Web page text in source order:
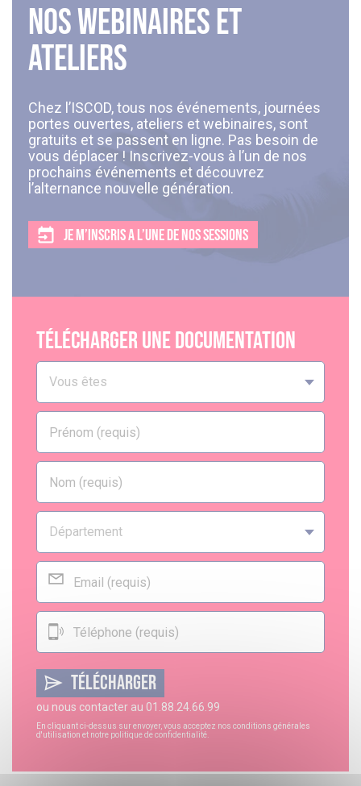
Nos webinaires et
ateliers
Chez l’ISCOD, tous nos événements, journées
portes ouvertes, ateliers et webinaires, sont
gratuits et se passent en ligne. Pas besoin de
vous déplacer ! Inscrivez-vous à l’un de nos
prochains événements et découvrez
l’alternance nouvelle génération.
JE M’INSCRIS A L’UNE DE NOS SESSIONS
Télécharger une documentation
TÉLÉCHARGER
ou nous contacter au 01.88.24.66.99
En cliquant ci-dessus sur envoyer, vous acceptez nos conditions générales
d'utilisation et notre politique de confidentialité.